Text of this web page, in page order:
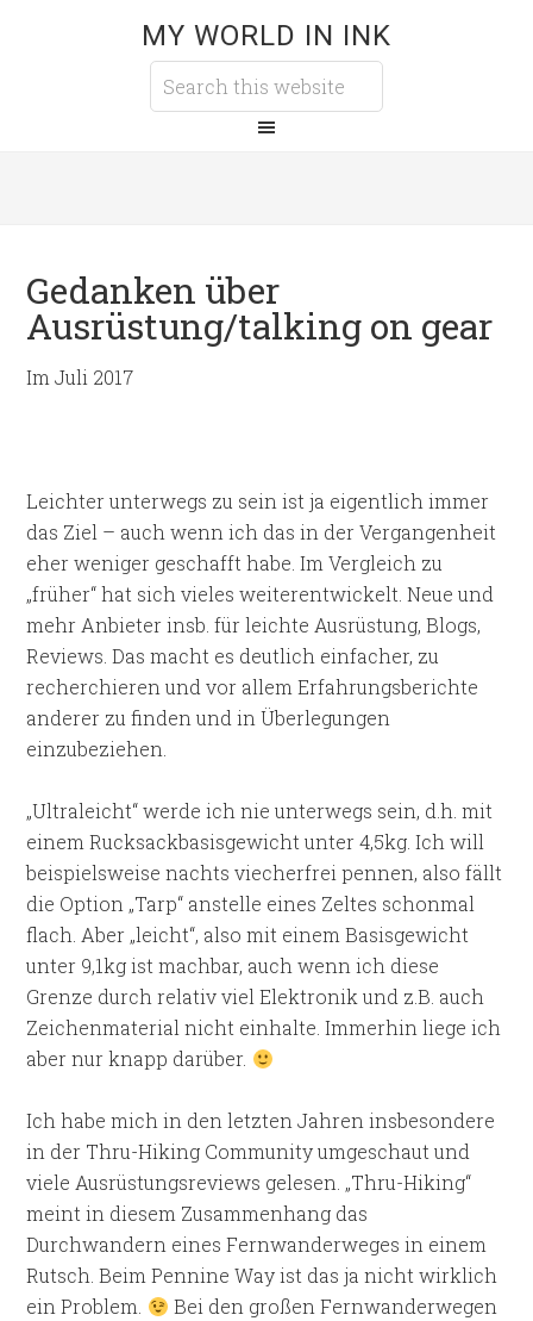
MY WORLD IN INK
Gedanken über
Ausrüstung/talking on gear
Im Juli 2017
Leichter unterwegs zu sein ist ja eigentlich immer
das Ziel – auch wenn ich das in der Vergangenheit
eher weniger geschafft habe. Im Vergleich zu
„früher“ hat sich vieles weiterentwickelt. Neue und
mehr Anbieter insb. für leichte Ausrüstung, Blogs,
Reviews. Das macht es deutlich einfacher, zu
recherchieren und vor allem Erfahrungsberichte
anderer zu finden und in Überlegungen
einzubeziehen.
„Ultraleicht“ werde ich nie unterwegs sein, d.h. mit
einem Rucksackbasisgewicht unter 4,5kg. Ich will
beispielsweise nachts viecherfrei pennen, also fällt
die Option „Tarp“ anstelle eines Zeltes schonmal
flach. Aber „leicht“, also mit einem Basisgewicht
unter 9,1kg ist machbar, auch wenn ich diese
Grenze durch relativ viel Elektronik und z.B. auch
Zeichenmaterial nicht einhalte. Immerhin liege ich
aber nur knapp darüber.
Ich habe mich in den letzten Jahren insbesondere
in der Thru-Hiking Community umgeschaut und
viele Ausrüstungsreviews gelesen. „Thru-Hiking“
meint in diesem Zusammenhang das
Durchwandern eines Fernwanderweges in einem
Rutsch. Beim Pennine Way ist das ja nicht wirklich
ein Problem.
Bei den großen Fernwanderwegen